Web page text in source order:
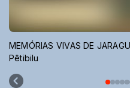
MEMÓRIAS VIVAS DE
Pêtibilu